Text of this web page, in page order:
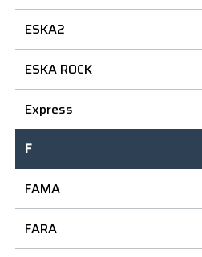
ESKA2
ESKA ROCK
Express
F
FAMA
FARA